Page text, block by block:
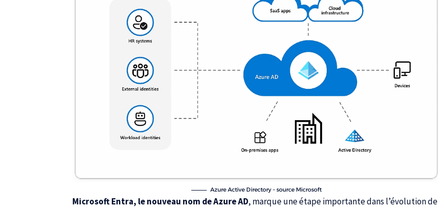
Azure Active Directory – source Microsoft
Microsoft Entra, le nouveau nom de Azure AD, marque une étape importante dans l’évolution de